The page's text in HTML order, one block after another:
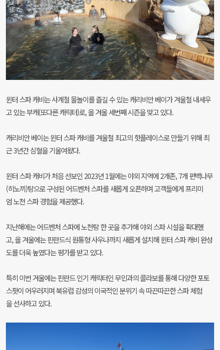
윈터 스파 캐비는 사계절 물놀이를 즐길 수 있는 캐리비안 베이가 겨울철 내세우
고 있는 부캐(또다른 캐릭터)로, 올 겨울 세번째 시즌을 맞고 있다.
캐리비안 베이는 윈터 스파 캐비를 겨울철 최고의 핫플레이스로 만들기 위해 최
근 3년간 심혈을 기울여왔다.
윈터 스파 캐비가 처음 선보인 2023년 1월에는 야외 지역에 2개존, 7개 편백나무
(히노끼)탕으로 구성된 어드벤처 스파를 새롭게 오픈하며 고객들에게 프리미
엄 노천 스파 경험을 제공했다.
지난해에는 어드벤처 스파에 노천탕 한 곳을 추가해 야외 스파 시설을 확대했
고, 올 겨울에는 핀란드식 원통형 사우나까지 새롭게 설치해 윈터 스파 캐비 완성
도를 더욱 높였다는 평가를 받고 있다.
특히 이번 겨울에는 핀란드 인기 캐릭터인 무민과의 콜라보를 통해 다양한 포토
스팟이 어우러지며 북유럽 감성의 이국적인 분위기 속 따끈따끈한 스파 체험
을 선사하고 있다.